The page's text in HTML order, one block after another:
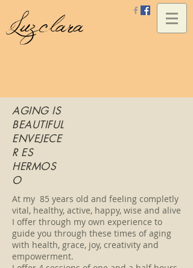
Luzclara
AGING IS
BEAUTIFUL
ENVEJECE
R ES
HERMOS
O
At my 85 years old and feeling completly
vital, healthy, active, happy, wise and alive
I offer through my own experience to
guide you through these times of aging
with health, grace, joy, creativity and
empowerment.